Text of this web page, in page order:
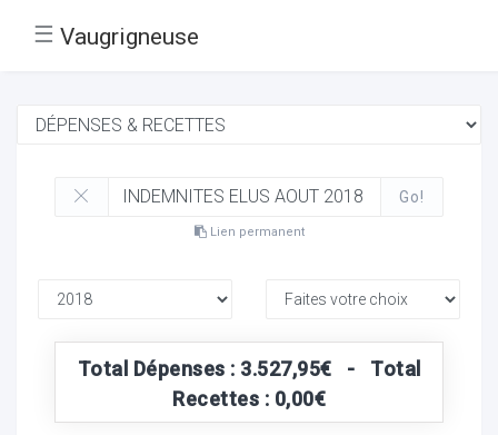
☰ Vaugrigneuse
Go!
Lien permanent
Total Dépenses : 3.527,95€ - Total
Recettes : 0,00€